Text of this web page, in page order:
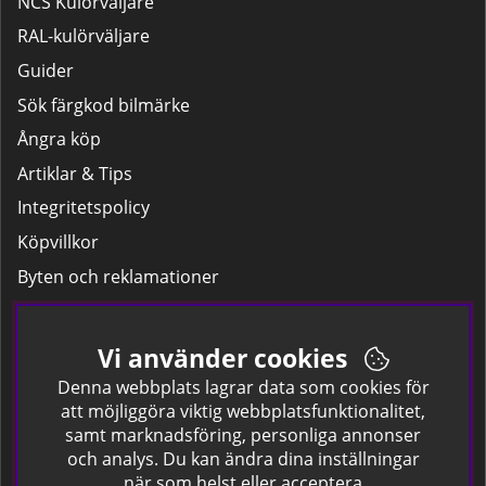
RAL-kulörväljare
Guider
Sök färgkod bilmärke
Ångra köp
Artiklar & Tips
Integritetspolicy
Köpvillkor
Byten och reklamationer
Leverans
Hitta färgkoden på bilen.
Företagskund
Om oss
Vi använder cookies
Denna webbplats lagrar data som cookies för
att möjliggöra viktig webbplatsfunktionalitet,
samt marknadsföring, personliga annonser
och analys. Du kan ändra dina inställningar